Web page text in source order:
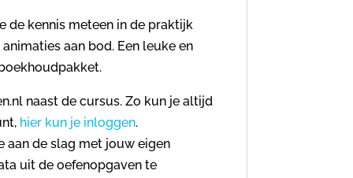
de kennis meteen in de praktijk
aan bod. Een leuke en
naast de cursus. Zo kun je altijd
hier kun je inloggen.
aan de slag met jouw eigen
uit de oefenopgaven te